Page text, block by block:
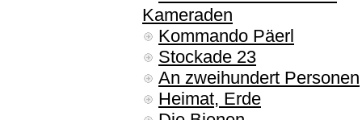
Kameraden
Kommando Päerl
Stockade 23
An zweihundert Personen
Heimat, Erde